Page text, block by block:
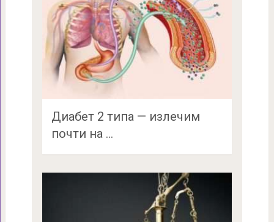
Диабет 2 типа — излечим
почти на …